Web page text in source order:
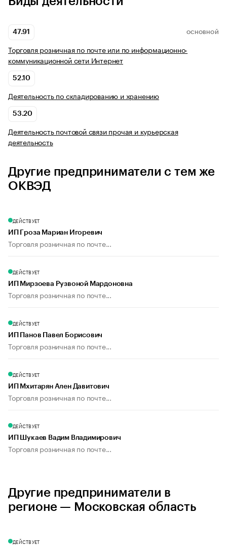
47.91 ОСНОВНОЙ
Торговля розничная по почте или по информационно-
коммуникационной сети Интернет
52.10
Деятельность по складированию и хранению
53.20
Деятельность почтовой связи прочая и курьерская
деятельность
Другие предприниматели с тем же
ОКВЭД
ДЕЙСТВУЕТ
ИП Гроза Мариан Игоревич
Торговля розничная по почте...
ДЕЙСТВУЕТ
ИП Мирзоева Рузвоной Мардоновна
Торговля розничная по почте...
ДЕЙСТВУЕТ
ИП Панов Павел Борисович
Торговля розничная по почте...
ДЕЙСТВУЕТ
ИП Мхитарян Ален Давитович
Торговля розничная по почте...
ДЕЙСТВУЕТ
ИП Шукаев Вадим Владимирович
Торговля розничная по почте...
Другие предприниматели в
регионе — Московская область
ДЕЙСТВУЕТ